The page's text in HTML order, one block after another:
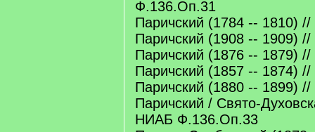
Ф.136.Оп.31
Паричский (1784 -- 1810)
Паричский (1908 -- 1909)
Паричский (1876 -- 1879)
Паричский (1857 -- 1874)
Паричский (1880 -- 1899)
Паричский / Свято-
НИАБ Ф.136.Оп.33